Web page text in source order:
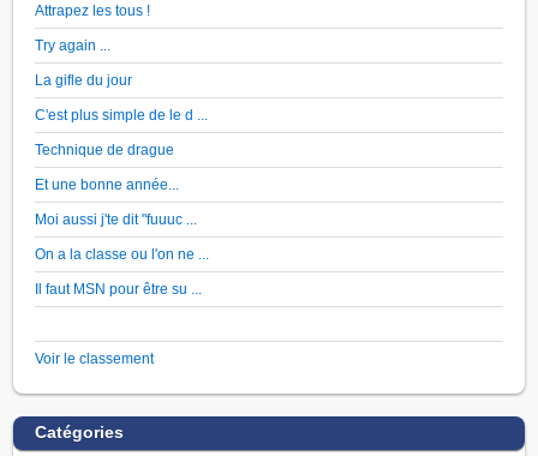
Attrapez les tous !
Try again ...
La gifle du jour
C'est plus simple de le d ...
Technique de drague
Et une bonne année...
Moi aussi j'te dit "fuuuc ...
On a la classe ou l'on ne ...
Il faut MSN pour être su ...
Voir le classement
Catégories